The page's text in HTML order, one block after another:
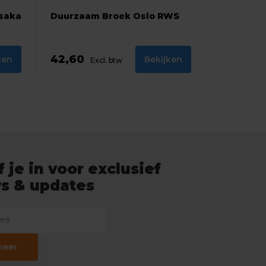
Duurzaam Broek Oslo RWS
42,60 Excl. btw Bekijken
je in voor exclusief
& updates